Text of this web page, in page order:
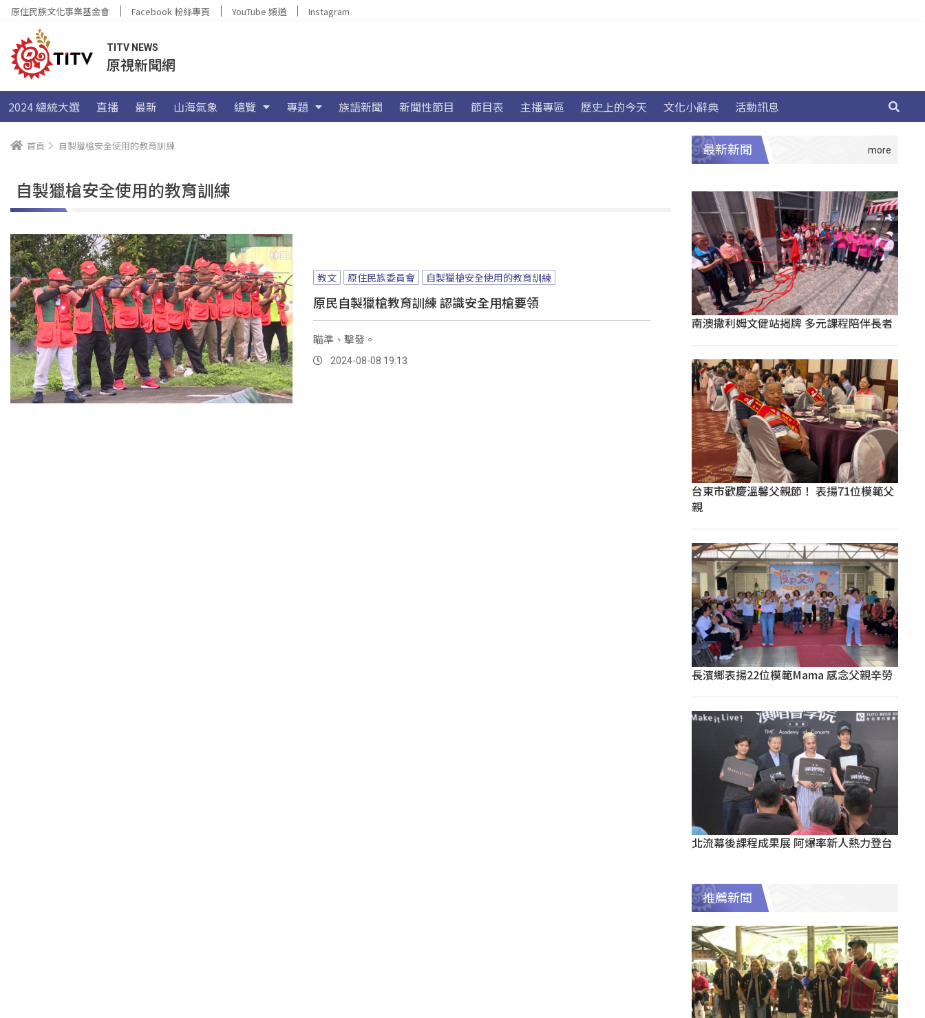
原住民族文化事業基金會 Facebook 粉絲專頁 YouTube 頻道 Instagram
TITV NEWS
原視新聞網
2024 總統大選 直播 最新 山海氣象 總覽 專題 族語新聞 新聞性節目 節目表 主播專區 歷史上的今天 文化小辭典 活動訊息
首頁 自製獵槍安全使用的教育訓練
自製獵槍安全使用的教育訓練
教文 原住民族委員會 自製獵槍安全使用的教育訓練
原民自製獵槍教育訓練 認識安全用槍要領
瞄準、擊發。
2024-08-08 19:13
最新新聞
南澳撒利姆文健站揭牌 多元課程陪伴長者
台東市歡慶溫馨父親節！ 表揚71位模範父
親
長濱鄉表揚22位模範Mama 感念父親辛勞
北流幕後課程成果展 阿爆率新人熱力登台
推薦新聞